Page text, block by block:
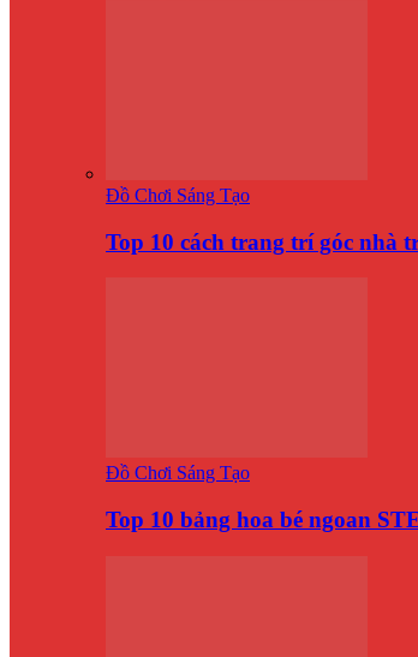
Đồ Chơi Sáng Tạo
Top 10 cách trang trí góc nhà
Đồ Chơi Sáng Tạo
Top 10 bảng hoa bé ngoan